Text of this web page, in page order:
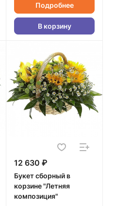
Подробнее
В корзину
12 630 ₽
Букет сборный в
корзине "Летняя
композиция"